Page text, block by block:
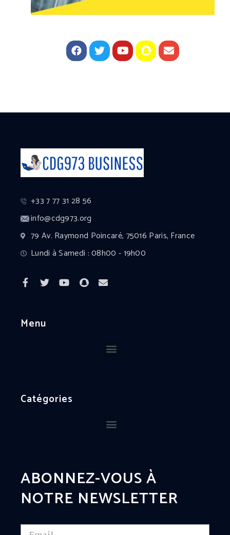
+33 7 77 31 28 56
info@cdg973.org
79 Av. Raymond Poincaré, 75016 Paris, France
Lundi à Samedi : 08h00 - 19h00
Menu
Catégories
ABONNEZ-VOUS À
NOTRE NEWSLETTER